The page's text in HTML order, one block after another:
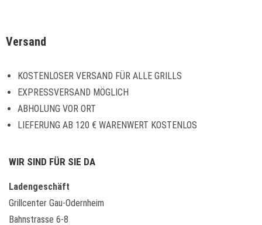
Versand
KOSTENLOSER VERSAND FÜR ALLE GRILLS
EXPRESSVERSAND MÖGLICH
ABHOLUNG VOR ORT
LIEFERUNG AB 120 € WARENWERT KOSTENLOS
WIR SIND FÜR SIE DA
Ladengeschäft
Grillcenter Gau-Odernheim
Bahnstrasse 6-8